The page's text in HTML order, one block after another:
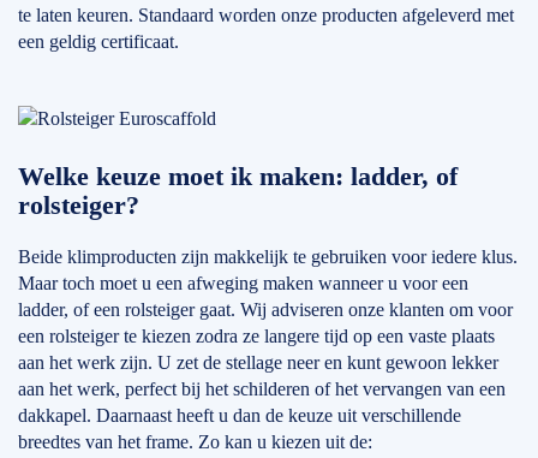
te laten keuren. Standaard worden onze producten afgeleverd met
een geldig certificaat.
Welke keuze moet ik maken: ladder, of
rolsteiger?
Beide klimproducten zijn makkelijk te gebruiken voor iedere klus.
Maar toch moet u een afweging maken wanneer u voor een
ladder, of een rolsteiger gaat. Wij adviseren onze klanten om voor
een rolsteiger te kiezen zodra ze langere tijd op een vaste plaats
aan het werk zijn. U zet de stellage neer en kunt gewoon lekker
aan het werk, perfect bij het schilderen of het vervangen van een
dakkapel. Daarnaast heeft u dan de keuze uit verschillende
breedtes van het frame. Zo kan u kiezen uit de: